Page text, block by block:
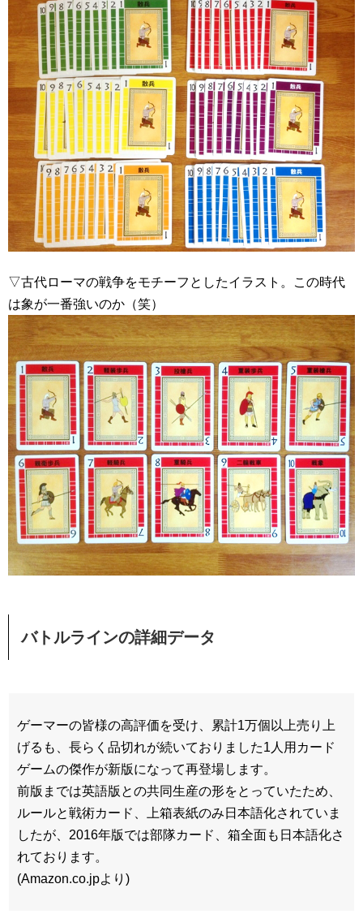
▽古代ローマの戦争をモチーフとしたイラスト。この時代
は象が一番強いのか（笑）
バトルラインの詳細データ
ゲーマーの皆様の高評価を受け、累計1万個以上売り上
げるも、長らく品切れが続いておりました1人用カード
ゲームの傑作が新版になって再登場します。
前版までは英語版との共同生産の形をとっていたため、
ルールと戦術カード、上箱表紙のみ日本語化されていま
したが、2016年版では部隊カード、箱全面も日本語化さ
れております。
(Amazon.co.jpより)